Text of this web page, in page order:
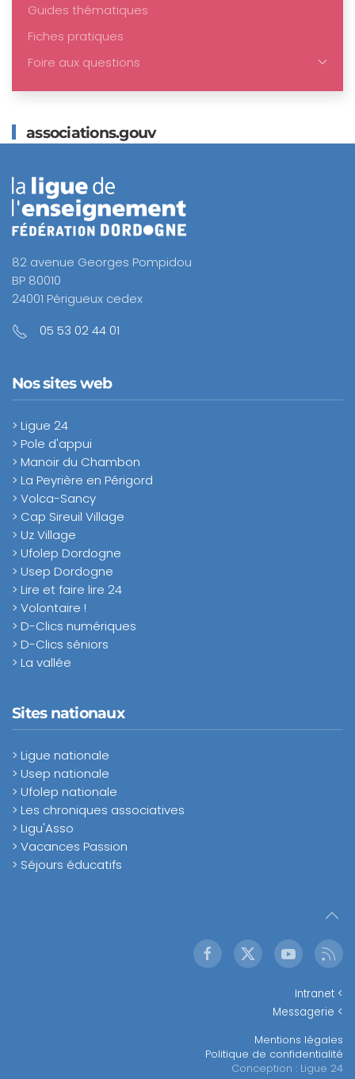
Guides thématiques
Fiches pratiques
Foire aux questions
associations.gouv
82 avenue Georges Pompidou
BP 80010
24001 Périgueux cedex
05 53 02 44 01
Nos sites web
> Ligue 24
> Pole d'appui
> Manoir du Chambon
> La Peyrière en Périgord
> Volca-Sancy
> Cap Sireuil Village
> Uz Village
> Ufolep Dordogne
> Usep Dordogne
> Lire et faire lire 24
> Volontaire !
> D-Clics numériques
> D-Clics séniors
> La vallée
Sites nationaux
> Ligue nationale
> Usep nationale
> Ufolep nationale
> Les chroniques associatives
> Ligu'Asso
> Vacances Passion
> Séjours éducatifs
Intranet <
Messagerie <
Mentions légales
Politique de confidentialité
Conception : Ligue 24